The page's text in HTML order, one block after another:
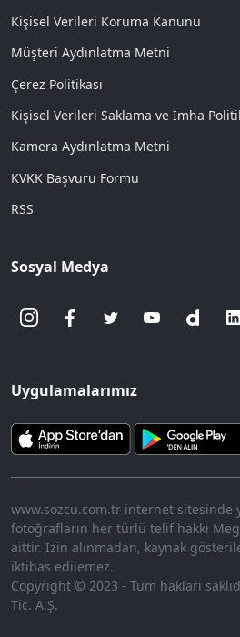
Kişisel Verileri Koruma Kanunu
Müşteri Aydınlatma Metni
Çerez Politikası
Kişisel Verileri Saklama ve İmha
Kamera Aydınlatma Metni
KVKK Başvuru Formu
RSS
Sosyal Medya
Uygulamalarımız
www.sozcu.com.tr internet sitesinde
fotoğrafların her türlü telif hakkı
aittir. İzin alınmadan, kaynak
iktibas edilemez.
Copyright © 2023 - Tüm hakları
Tic. A.Ş.